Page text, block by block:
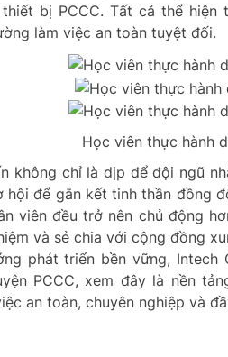
bị PCCC. Tất cả thể hiện
làm việc an toàn tuyệt đối.
Học viên thực hành
không chỉ là dịp để đội ngũ
hội để gắn kết tinh thần đồng
viên đều trở nên chủ động
và sẻ chia với cộng đồng
phát triển bền vững,
PCCC, xem đây là nền
an toàn, chuyên nghiệp và